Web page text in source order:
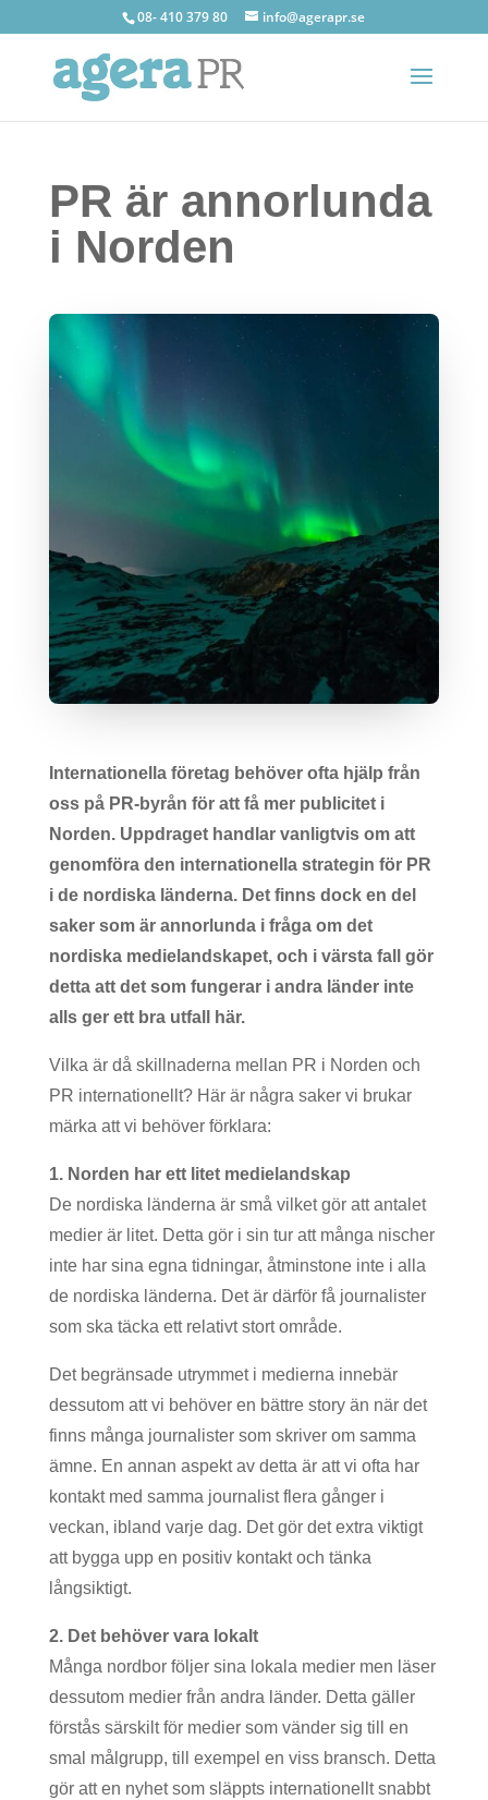
08- 410 379 80 info@agerapr.se
PR är annorlunda
i Norden
Internationella företag behöver ofta hjälp från
oss på PR-byrån för att få mer publicitet i
Norden. Uppdraget handlar vanligtvis om att
genomföra den internationella strategin för PR
i de nordiska länderna. Det finns dock en del
saker som är annorlunda i fråga om det
nordiska medielandskapet, och i värsta fall gör
detta att det som fungerar i andra länder inte
alls ger ett bra utfall här.
Vilka är då skillnaderna mellan PR i Norden och
PR internationellt? Här är några saker vi brukar
märka att vi behöver förklara:
1. Norden har ett litet medielandskap
De nordiska länderna är små vilket gör att antalet
medier är litet. Detta gör i sin tur att många nischer
inte har sina egna tidningar, åtminstone inte i alla
de nordiska länderna. Det är därför få journalister
som ska täcka ett relativt stort område.
Det begränsade utrymmet i medierna innebär
dessutom att vi behöver en bättre story än när det
finns många journalister som skriver om samma
ämne. En annan aspekt av detta är att vi ofta har
kontakt med samma journalist flera gånger i
veckan, ibland varje dag. Det gör det extra viktigt
att bygga upp en positiv kontakt och tänka
långsiktigt.
2. Det behöver vara lokalt
Många nordbor följer sina lokala medier men läser
dessutom medier från andra länder. Detta gäller
förstås särskilt för medier som vänder sig till en
smal målgrupp, till exempel en viss bransch. Detta
gör att en nyhet som släppts internationellt snabbt